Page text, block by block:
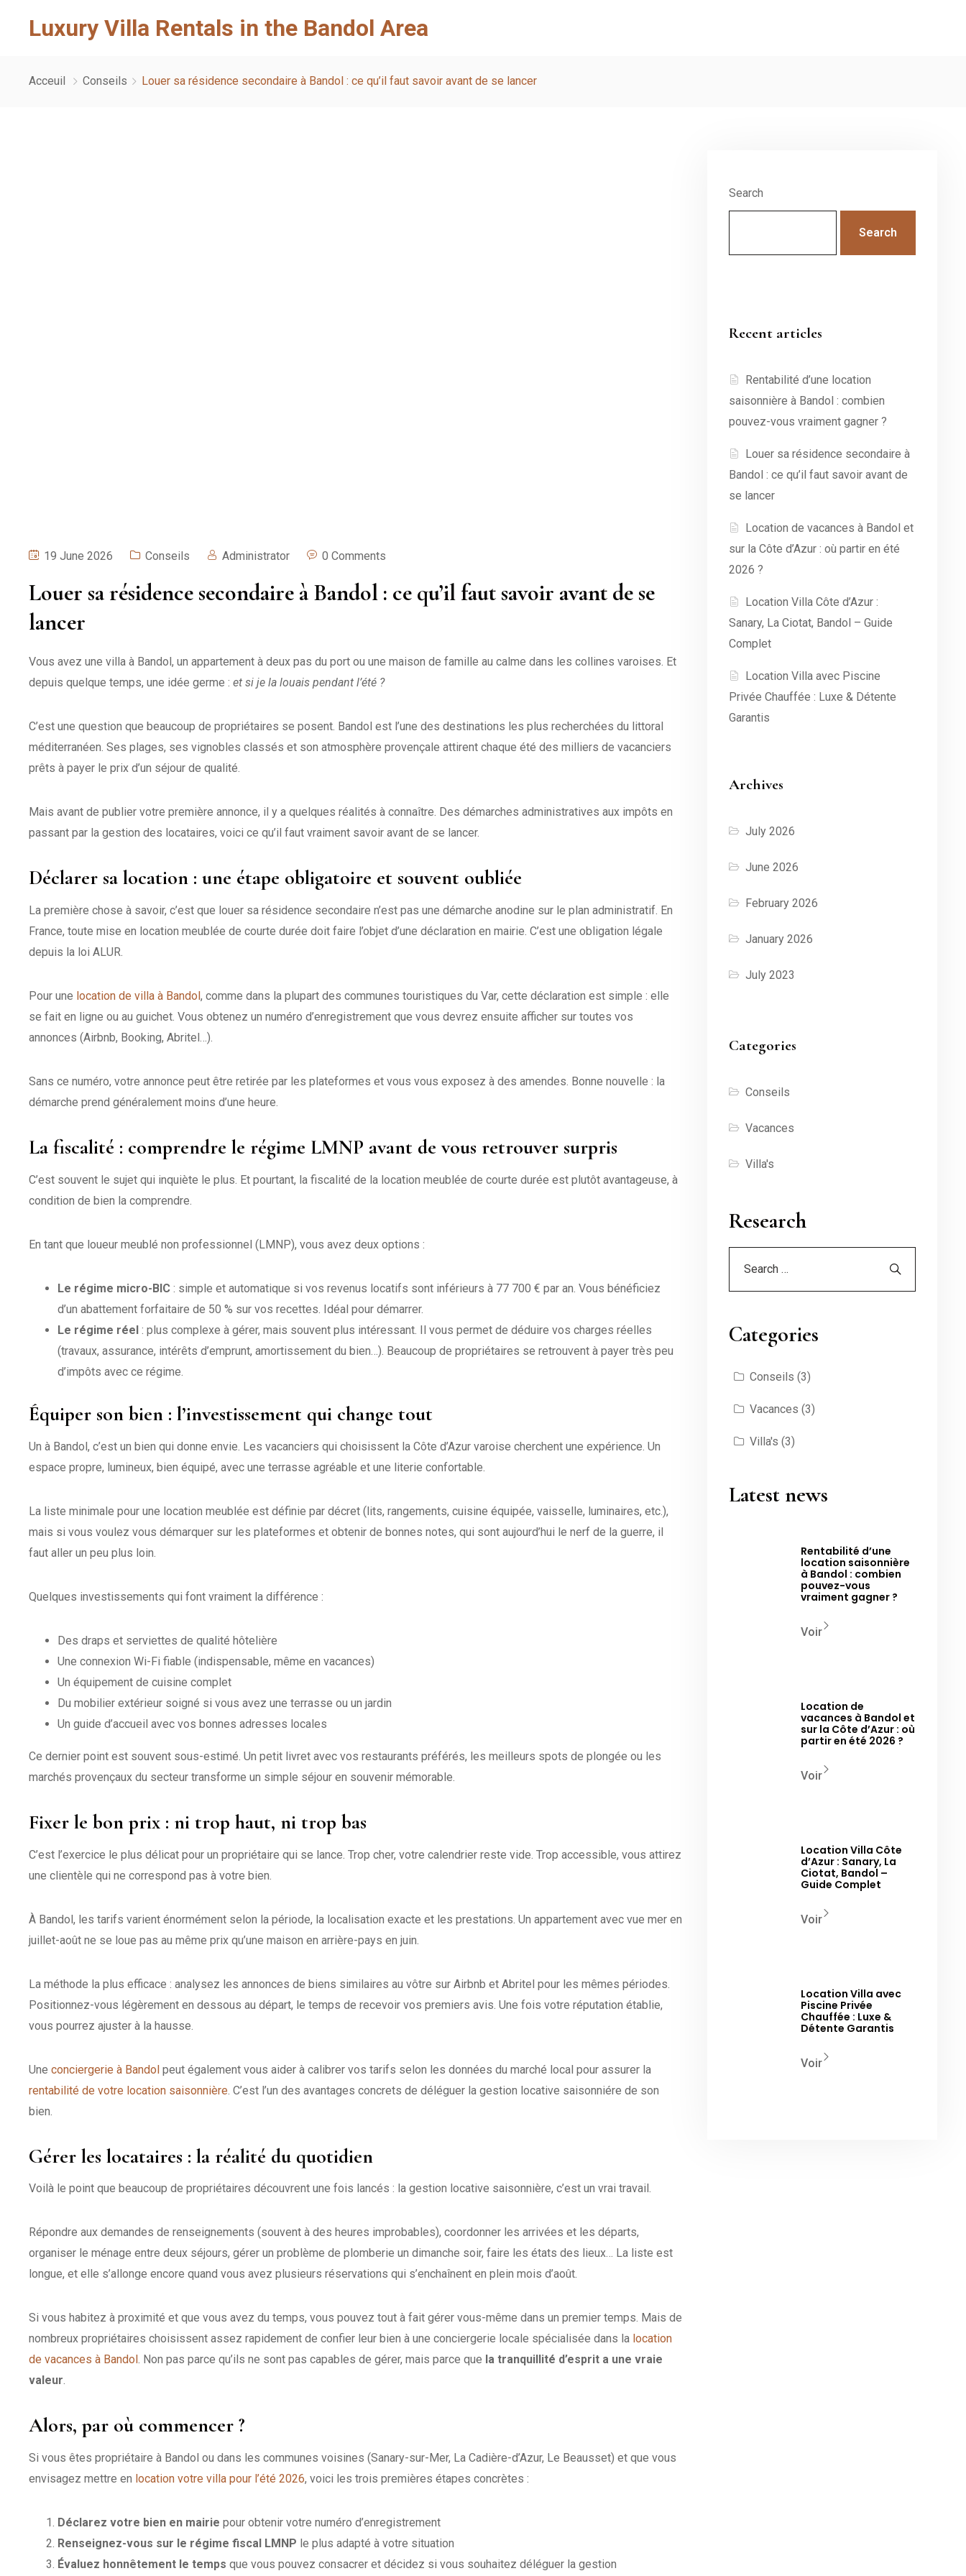
Luxury Villa Rentals in the Bandol Area
Acceuil Conseils Louer sa résidence secondaire à Bandol : ce qu’il faut savoir avant de se lancer
19 June 2026 Conseils Administrator 0 Comments
Louer sa résidence secondaire à Bandol : ce qu’il faut savoir avant de se
lancer
Vous avez une villa à Bandol, un appartement à deux pas du port ou une maison de famille au calme dans les collines varoises. Et
depuis quelque temps, une idée germe : et si je la louais pendant l’été ?
C’est une question que beaucoup de propriétaires se posent. Bandol est l’une des destinations les plus recherchées du littoral
méditerranéen. Ses plages, ses vignobles classés et son atmosphère provençale attirent chaque été des milliers de vacanciers
prêts à payer le prix d’un séjour de qualité.
Mais avant de publier votre première annonce, il y a quelques réalités à connaître. Des démarches administratives aux impôts en
passant par la gestion des locataires, voici ce qu’il faut vraiment savoir avant de se lancer.
Déclarer sa location : une étape obligatoire et souvent oubliée
La première chose à savoir, c’est que louer sa résidence secondaire n’est pas une démarche anodine sur le plan administratif. En
France, toute mise en location meublée de courte durée doit faire l’objet d’une déclaration en mairie. C’est une obligation légale
depuis la loi ALUR.
Pour une location de villa à Bandol, comme dans la plupart des communes touristiques du Var, cette déclaration est simple : elle
se fait en ligne ou au guichet. Vous obtenez un numéro d’enregistrement que vous devrez ensuite afficher sur toutes vos
annonces (Airbnb, Booking, Abritel…).
Sans ce numéro, votre annonce peut être retirée par les plateformes et vous vous exposez à des amendes. Bonne nouvelle : la
démarche prend généralement moins d’une heure.
La fiscalité : comprendre le régime LMNP avant de vous retrouver surpris
C’est souvent le sujet qui inquiète le plus. Et pourtant, la fiscalité de la location meublée de courte durée est plutôt avantageuse, à
condition de bien la comprendre.
En tant que loueur meublé non professionnel (LMNP), vous avez deux options :
Le régime micro-BIC : simple et automatique si vos revenus locatifs sont inférieurs à 77 700 € par an. Vous bénéficiez
d’un abattement forfaitaire de 50 % sur vos recettes. Idéal pour démarrer.
Le régime réel : plus complexe à gérer, mais souvent plus intéressant. Il vous permet de déduire vos charges réelles
(travaux, assurance, intérêts d’emprunt, amortissement du bien…). Beaucoup de propriétaires se retrouvent à payer très peu
d’impôts avec ce régime.
Équiper son bien : l’investissement qui change tout
Un à Bandol, c’est un bien qui donne envie. Les vacanciers qui choisissent la Côte d’Azur varoise cherchent une expérience. Un
espace propre, lumineux, bien équipé, avec une terrasse agréable et une literie confortable.
La liste minimale pour une location meublée est définie par décret (lits, rangements, cuisine équipée, vaisselle, luminaires, etc.),
mais si vous voulez vous démarquer sur les plateformes et obtenir de bonnes notes, qui sont aujourd’hui le nerf de la guerre, il
faut aller un peu plus loin.
Quelques investissements qui font vraiment la différence :
Des draps et serviettes de qualité hôtelière
Une connexion Wi-Fi fiable (indispensable, même en vacances)
Un équipement de cuisine complet
Du mobilier extérieur soigné si vous avez une terrasse ou un jardin
Un guide d’accueil avec vos bonnes adresses locales
Ce dernier point est souvent sous-estimé. Un petit livret avec vos restaurants préférés, les meilleurs spots de plongée ou les
marchés provençaux du secteur transforme un simple séjour en souvenir mémorable.
Fixer le bon prix : ni trop haut, ni trop bas
C’est l’exercice le plus délicat pour un propriétaire qui se lance. Trop cher, votre calendrier reste vide. Trop accessible, vous attirez
une clientèle qui ne correspond pas à votre bien.
À Bandol, les tarifs varient énormément selon la période, la localisation exacte et les prestations. Un appartement avec vue mer en
juillet-août ne se loue pas au même prix qu’une maison en arrière-pays en juin.
La méthode la plus efficace : analysez les annonces de biens similaires au vôtre sur Airbnb et Abritel pour les mêmes périodes.
Positionnez-vous légèrement en dessous au départ, le temps de recevoir vos premiers avis. Une fois votre réputation établie,
vous pourrez ajuster à la hausse.
Une conciergerie à Bandol peut également vous aider à calibrer vos tarifs selon les données du marché local pour assurer la
rentabilité de votre location saisonnière . C’est l’un des avantages concrets de déléguer la gestion locative saisonniére de son
bien.
Gérer les locataires : la réalité du quotidien
Voilà le point que beaucoup de propriétaires découvrent une fois lancés : la gestion locative saisonnière, c’est un vrai travail.
Répondre aux demandes de renseignements (souvent à des heures improbables), coordonner les arrivées et les départs,
organiser le ménage entre deux séjours, gérer un problème de plomberie un dimanche soir, faire les états des lieux… La liste est
longue, et elle s’allonge encore quand vous avez plusieurs réservations qui s’enchaînent en plein mois d’août.
Si vous habitez à proximité et que vous avez du temps, vous pouvez tout à fait gérer vous-même dans un premier temps. Mais de
nombreux propriétaires choisissent assez rapidement de confier leur bien à une conciergerie locale spécialisée dans la location
de vacances à Bandol . Non pas parce qu’ils ne sont pas capables de gérer, mais parce que la tranquillité d’esprit a une vraie
valeur.
Alors, par où commencer ?
Si vous êtes propriétaire à Bandol ou dans les communes voisines (Sanary-sur-Mer, La Cadière-d’Azur, Le Beausset) et que vous
envisagez mettre en location votre villa pour l’été 2026, voici les trois premières étapes concrètes :
Déclarez votre bien en mairie pour obtenir votre numéro d’enregistrement
Renseignez-vous sur le régime fiscal LMNP le plus adapté à votre situation
Évaluez honnêtement le temps que vous pouvez consacrer et décidez si vous souhaitez déléguer la gestion
Search
Search
Recent articles
Rentabilité d’une location
saisonnière à Bandol : combien
pouvez-vous vraiment gagner ?
Louer sa résidence secondaire à
Bandol : ce qu’il faut savoir avant de
se lancer
Location de vacances à Bandol et
sur la Côte d’Azur : où partir en été
2026 ?
Location Villa Côte d’Azur :
Sanary, La Ciotat, Bandol – Guide
Complet
Location Villa avec Piscine
Privée Chauffée : Luxe & Détente
Garantis
Archives
July 2026
June 2026
February 2026
January 2026
July 2023
Categories
Conseils
Vacances
Villa's
Research
Categories
Conseils (3)
Vacances (3)
Villa's (3)
Latest news
Rentabilité d’une
location saisonnière
à Bandol : combien
pouvez-vous
vraiment gagner ?
Voir
Location de
vacances à Bandol et
sur la Côte d’Azur : où
partir en été 2026 ?
Voir
Location Villa Côte
d’Azur : Sanary, La
Ciotat, Bandol –
Guide Complet
Voir
Location Villa avec
Piscine Privée
Chauffée : Luxe &
Détente Garantis
Voir